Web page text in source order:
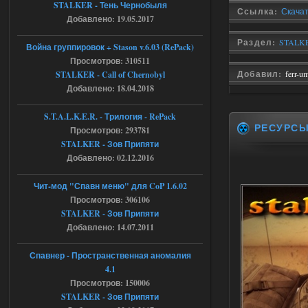
Ссылка:
Раздел:
Добавил: ferr-
andreyforest1993
https://rutube.ru/video/50be34
6a53045b746b6f2d80812029a
3/?r=plemwd
Ответить ➤
04.08.2026
Объединенный Пак 2 + OGSR +
STCoP WP 3.4
Stalker-Mods-Clan-su
Доступно только для пользователей
Ответить ➤
STCoP WP 3.4
там есть опция расшириные
анимации нпс, я поставил
STALKER - Тень Чернобыля
Добавлено: 19.05.2017
Война группировок + Stason v.6.03 (RePack)
Просмотров: 310511
STALKER - Call of Chernobyl
Добавлено: 18.04.2018
S.T.A.L.K.E.R. - Трилогия - RePack
Просмотров: 293781
STALKER - Зов Припяти
Добавлено: 02.12.2016
Чит-мод "Спавн меню" для CoP 1.6.02
Просмотров: 306106
STALKER - Зов Припяти
Добавлено: 14.07.2011
Спавнер - Пространственная аномалия
4.1
Просмотров: 150006
STALKER - Зов Припяти